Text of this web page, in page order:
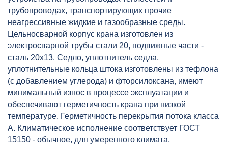
трубопроводах, транспортирующих прочие
неагрессивные жидкие и газообразные среды.
Цельносварной корпус крана изготовлен из
электросварной трубы стали 20, подвижные части -
сталь 20х13. Седло, уплотнитель седла,
уплотнительные кольца штока изготовлены из тефлона
(с добавлением углерода) и фторсилоксана, имеют
минимальный износ в процессе эксплуатации и
обеспечивают герметичность крана при низкой
температуре. Герметичность перекрытия потока класса
А. Климатическое исполнение соответствует ГОСТ
15150 - обычное, для умеренного климата,